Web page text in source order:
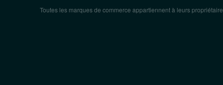
Toutes les marques de commerce appartiennent à leurs